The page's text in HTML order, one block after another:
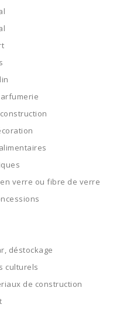
verre ou fibre de verre
déstockage
culturels
de construction